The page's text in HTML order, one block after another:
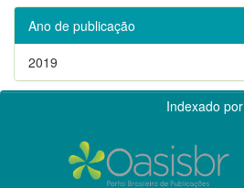
Ano de publicação
2019
Indexado por